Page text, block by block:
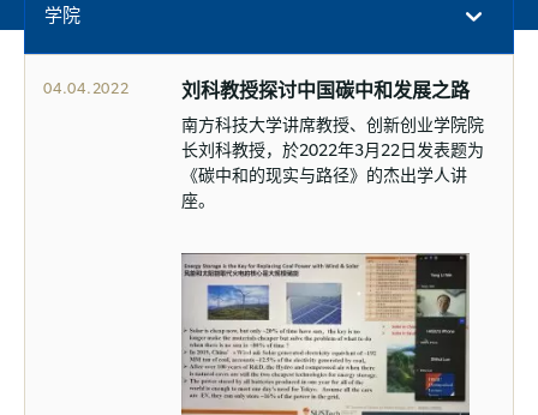
学院
04.04.2022 刘科教授探讨中国碳中和发展之路
南方科技大学讲席教授、创新创业学院院
长刘科教授，於2022年3月22日发表题为
《碳中和的现实与路径》的杰出学人讲
座。